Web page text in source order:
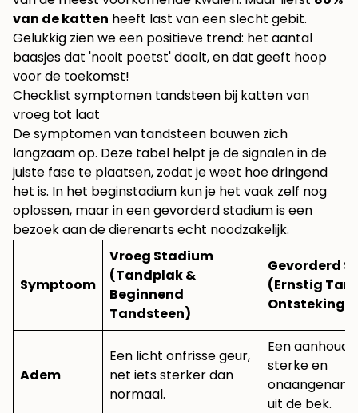
van de katten heeft last van een slecht gebit.
Gelukkig zien we een positieve trend: het aantal
baasjes dat 'nooit poetst' daalt, en dat geeft hoop
voor de toekomst!
Checklist symptomen tandsteen bij katten van
vroeg tot laat
De symptomen van tandsteen bouwen zich
langzaam op. Deze tabel helpt je de signalen in de
juiste fase te plaatsen, zodat je weet hoe dringend
het is. In het beginstadium kun je het vaak zelf nog
oplossen, maar in een gevorderd stadium is een
bezoek aan de dierenarts echt noodzakelijk.
Symptoom
Vroeg Stadium
(Tandplak &
Beginnend
Tandsteen)
Gevorderd
(Ernstig
Ontsteking)
Adem
Een licht onfrisse geur,
net iets sterker dan
normaal.
Een
sterke en
uit de bek.